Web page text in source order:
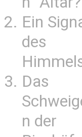
Ein
des
Das
n der